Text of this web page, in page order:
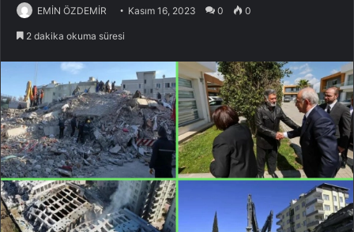
EMİN ÖZDEMİR Kasım 16, 2023 0 0
2 dakika okuma süresi